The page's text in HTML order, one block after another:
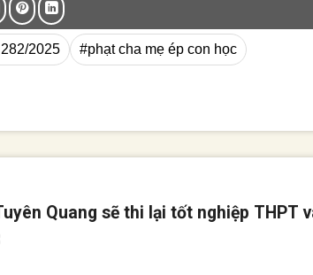
2025 #phạt cha mẹ ép con học
Quang sẽ thi lại tốt nghiệp THPT